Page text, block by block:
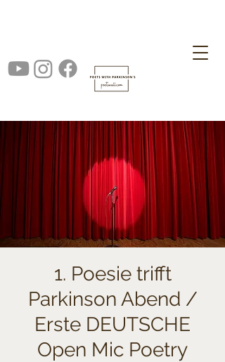
1. Poesie trifft
Parkinson Abend /
Erste DEUTSCHE
Open Mic Poetry